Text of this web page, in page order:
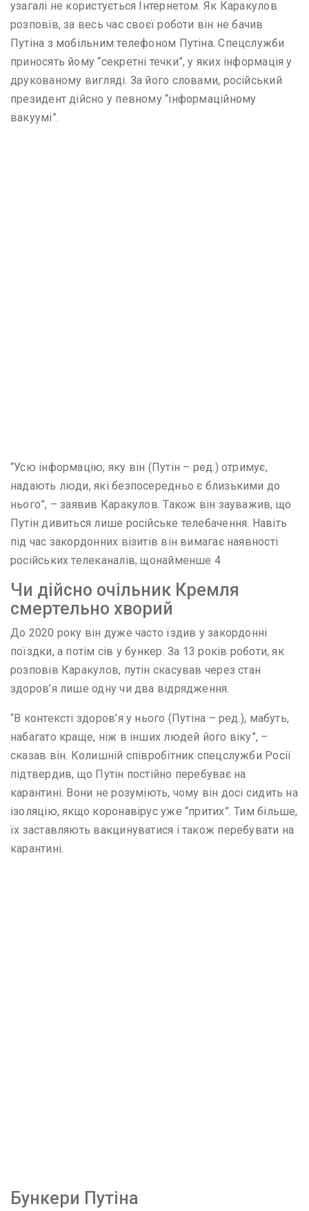
узагалі не користується Інтернетом. Як Каракулов
розповів, за весь час своєї роботи він не бачив
Путіна з мобільним телефоном Путіна. Спецслужби
приносять йому “секретні течки”, у яких інформація у
друкованому вигляді. За його словами, російський
президент дійсно у певному “інформаційному
вакуумі”.
“Усю інформацію, яку він (Путін – ред.) отримує,
надають люди, які безпосередньо є близькими до
нього”, – заявив Каракулов. Також він зауважив, що
Путін дивиться лише російське телебачення. Навіть
під час закордонних візитів він вимагає наявності
російських телеканалів, щонайменше 4
Чи дійсно очільник Кремля
смертельно хворий
До 2020 року він дуже часто їздив у закордонні
поїздки, а потім сів у бункер. За 13 років роботи, як
розповів Каракулов, путін скасував через стан
здоров’я лише одну чи два відрядження.
“В контексті здоров’я у нього (Путіна – ред.), мабуть,
набагато краще, ніж в інших людей його віку”, –
сказав він. Колишній співробітник спецслужби Росії
підтвердив, що Путін постійно перебуває на
карантині. Вони не розуміють, чому він досі сидить на
ізоляцію, якщо коронавірус уже “притих”. Тим більше,
їх заставляють вакцинуватися і також перебувати на
карантині.
Бункери Путіна